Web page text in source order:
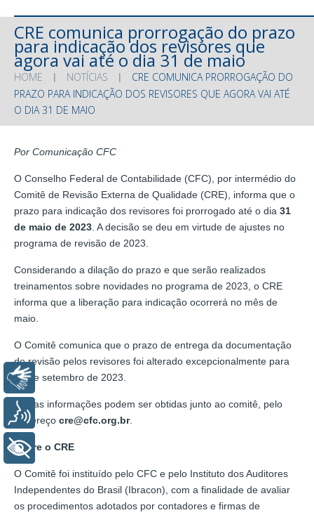
CRE comunica prorrogação do prazo
para indicação dos revisores que
agora vai até o dia 31 de maio
HOME NOTÍCIAS
CRE COMUNICA PRORROGAÇÃO DO
PRAZO PARA INDICAÇÃO DOS REVISORES QUE AGORA VAI ATÉ
O DIA 31 DE MAIO
Por Comunicação CFC
O Conselho Federal de Contabilidade (CFC), por intermédio do
Comitê de Revisão Externa de Qualidade (CRE), informa que o
prazo para indicação dos revisores foi prorrogado até o dia 31
de maio de 2023 . A decisão se deu em virtude de ajustes no
programa de revisão de 2023.
Considerando a dilação do prazo e que serão realizados
treinamentos sobre novidades no programa de 2023, o CRE
informa que a liberação para indicação ocorrerá no mês de
maio.
O Comitê comunica que o prazo de entrega da documentação
de revisão pelos revisores foi alterado excepcionalmente para
30 de setembro de 2023.
Outras informações podem ser obtidas junto ao comitê, pelo
endereço cre@cfc.org.br.
Sobre o CRE
O Comitê foi instituído pelo CFC e pelo Instituto dos Auditores
Independentes do Brasil (Ibracon), com a finalidade de avaliar
os procedimentos adotados por contadores e firmas de
Libras
+ Acessibilidade